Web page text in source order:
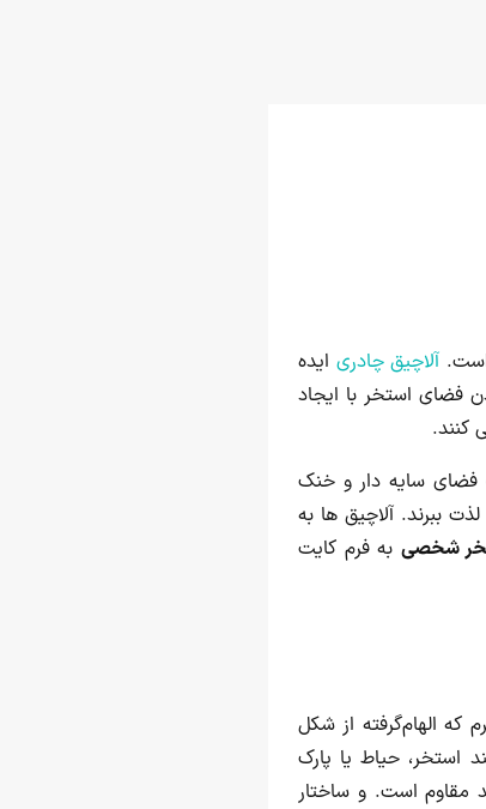
آلاچیق چادری ایده
فضای استخر با ایجاد
کنند.
فضای سایه دار و خنک
ببرند. آلاچیق ها به
شخصی به فرم کایت
که الهام‌گرفته از شکل
استخر، حیاط یا پارک
مقاوم است. و ساختار